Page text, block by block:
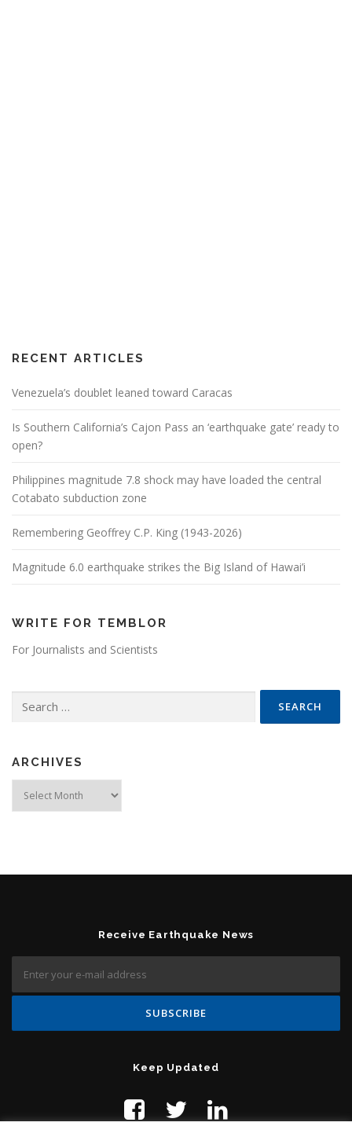
RECENT ARTICLES
Venezuela’s doublet leaned toward Caracas
Is Southern California’s Cajon Pass an ‘earthquake gate’ ready to
open?
Philippines magnitude 7.8 shock may have loaded the central
Cotabato subduction zone
Remembering Geoffrey C.P. King (1943-2026)
Magnitude 6.0 earthquake strikes the Big Island of Hawai’i
WRITE FOR TEMBLOR
For Journalists and Scientists
ARCHIVES
Receive Earthquake News
Keep Updated